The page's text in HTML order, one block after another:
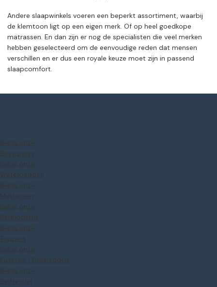
Andere slaapwinkels voeren een beperkt assortiment, waarbij
de klemtoon ligt op een eigen merk. Of op heel goedkope
matrassen. En dan zijn er nog de specialisten die veel merken
hebben geselecteerd om de eenvoudige reden dat mensen
verschillen en er dus een royale keuze moet zijn in passend
slaapcomfort.
Bekijk onze
Boxsprings
Bekijk onze
Waterbedden
Bekijk onze
Matrassen
Bekijk onze
Bedbodems
Bekijk onze
Toppers
Bekijk onze
Kussens / Dekbedden
Bekijk onze
Bedtextiel